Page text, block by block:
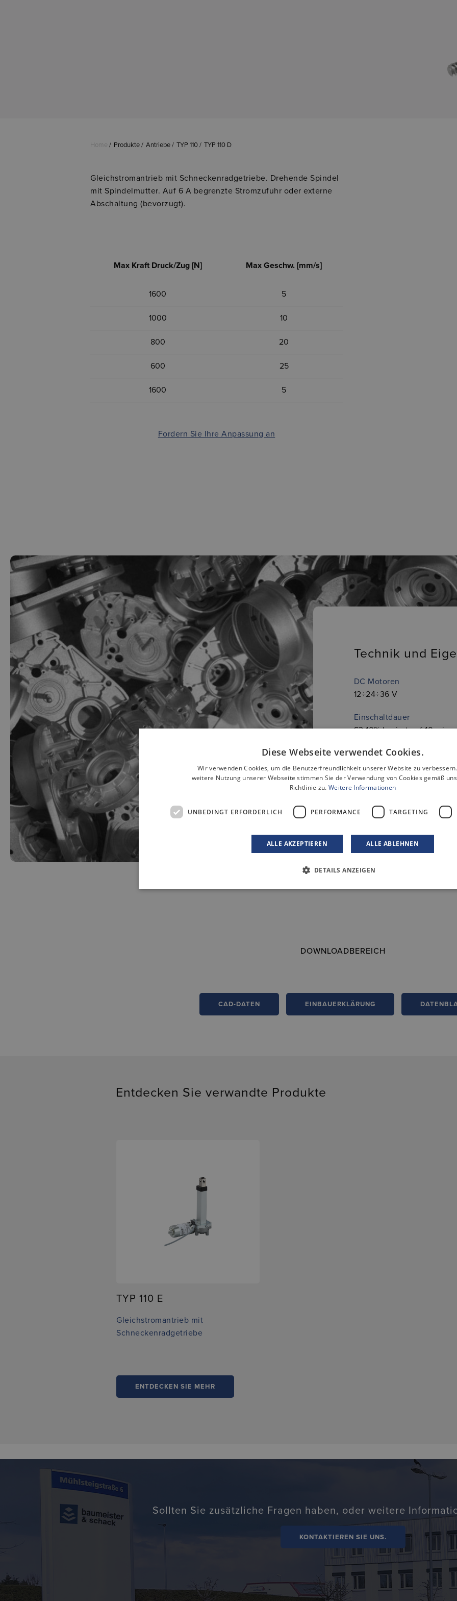
Home Produkte Antriebe TYP 110 TYP 110 D
Gleichstromantrieb mit Schneckenradgetriebe. Drehende Spindel
mit Spindelmutter. Auf 6 A begrenzte Stromzufuhr oder externe
Abschaltung (bevorzugt).
Max Kraft Druck/Zug [N] Max Geschw. [mm/s]
1600 5
1000 10
800 20
600 25
1600 5
Fordern Sie Ihre Anpassung an
Technik und
DC Motoren
12÷24÷36 V
Einschaltdauer
S3 10% basiert auf 10 min.
DOWNLOADBEREICH
CAD-DATEN EINBAUERKLÄRUNG
Entdecken Sie verwandte Produkte
TYP 110 E
Gleichstromantrieb mit
Schneckenradgetriebe
ENTDECKEN SIE MEHR
Sollten Sie zusätzliche Fragen haben, oder weitere
KONTAKTIEREN SIE UNS.
Diese Webseite verwendet Cookies.
Wir verwenden Cookies, um die Benutzerfreundlichkeit unserer Website zu
weitere Nutzung unserer Webseite stimmen Sie der Verwendung von Cookies gemäß
Richtlinie zu. Weitere Informationen
UNBEDINGT ERFORDERLICH PERFORMANCE TARGETING
ALLE AKZEPTIEREN ALLE ABLEHNEN
DETAILS ANZEIGEN